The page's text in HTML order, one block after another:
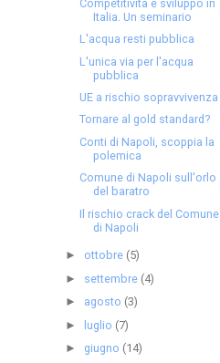
Competitività e sviluppo in
Italia. Un seminario
L'acqua resti pubblica
L'unica via per l'acqua
pubblica
UE a rischio sopravvivenza
Tornare al gold standard?
Conti di Napoli, scoppia la
polemica
Comune di Napoli sull'orlo
del baratro
Il rischio crack del Comune
di Napoli
► ottobre (5)
► settembre (4)
► agosto (3)
► luglio (7)
► giugno (14)